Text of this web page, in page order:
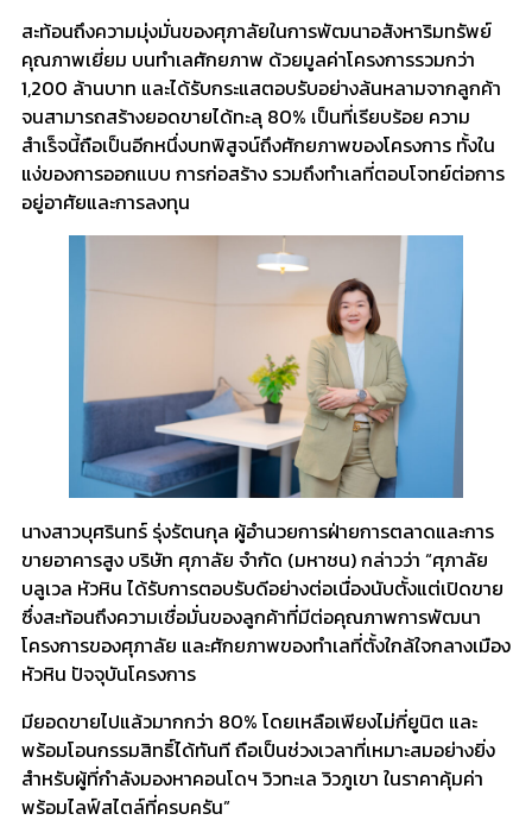
สะท้อนถึงความมุ่งมั่นของศุภาลัยในการพัฒนาอสังหาริมทรัพย์
คุณภาพเยี่ยม บนทำเลศักยภาพ ด้วยมูลค่าโครงการรวมกว่า
1,200 ล้านบาท และได้รับกระแสตอบรับอย่างล้นหลามจากลูกค้า
จนสามารถสร้างยอดขายได้ทะลุ 80% เป็นที่เรียบร้อย ความ
สำเร็จนี้ถือเป็นอีกหนึ่งบทพิสูจน์ถึงศักยภาพของโครงการ ทั้งใน
แง่ของการออกแบบ การก่อสร้าง รวมถึงทำเลที่ตอบโจทย์ต่อการ
อยู่อาศัยและการลงทุน
นางสาวบุศรินทร์ รุ่งรัตนกุล ผู้อำนวยการฝ่ายการตลาดและการ
ขายอาคารสูง บริษัท ศุภาลัย จำกัด (มหาชน) กล่าวว่า “ศุภาลัย
บลูเวล หัวหิน ได้รับการตอบรับดีอย่างต่อเนื่องนับตั้งแต่เปิดขาย
ซึ่งสะท้อนถึงความเชื่อมั่นของลูกค้าที่มีต่อคุณภาพการพัฒนา
โครงการของศุภาลัย และศักยภาพของทำเลที่ตั้งใกล้ใจกลางเมือง
หัวหิน ปัจจุบันโครงการ
มียอดขายไปแล้วมากกว่า 80% โดยเหลือเพียงไม่กี่ยูนิต และ
พร้อมโอนกรรมสิทธิ์ได้ทันที ถือเป็นช่วงเวลาที่เหมาะสมอย่างยิ่ง
สำหรับผู้ที่กำลังมองหาคอนโดฯ วิวทะเล วิวภูเขา ในราคาคุ้มค่า
พร้อมไลฟ์สไตล์ที่ครบครัน”